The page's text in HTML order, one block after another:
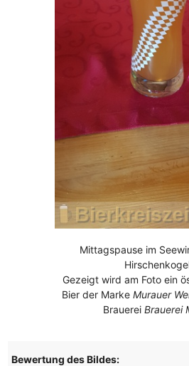
Mittagspause im
Gezeigt wird am Foto ein
Bier der MarkeMurauer
BrauereiBrauerei
Bewertung des Bildes: